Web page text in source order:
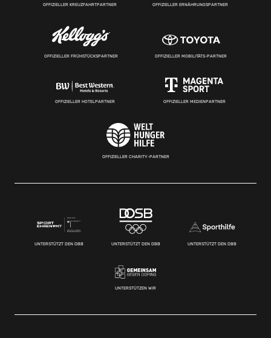
OFFIZIELLER KREUZFAHRTPARTNER OFFIZIELLER ERNÄHRUNGSPARTNER
OFFIZIELLER FRÜHSTÜCKSPARTNER OFFIZIELLER MOBILITÄTS-PARTNER
OFFIZIELLER HOTELPARTNER OFFIZIELLER MEDIENPARTNER
OFFIZIELLER CHARITY-PARTNER
UNTERSTÜTZT DEN DBB UNTERSTÜTZT DEN DBB UNTERSTÜTZT DEN DBB
UNTERSTÜTZEN WIR